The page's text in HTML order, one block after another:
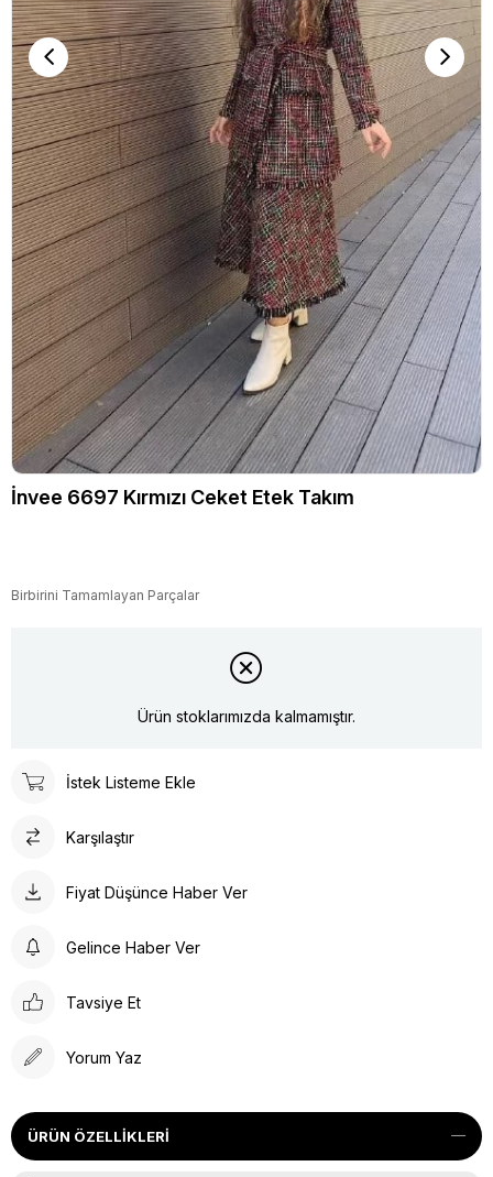
İnvee 6697 Kırmızı Ceket Etek Takım
Birbirini Tamamlayan Parçalar
Ürün stoklarımızda kalmamıştır.
İstek Listeme Ekle
Karşılaştır
Fiyat Düşünce Haber Ver
Gelince Haber Ver
Tavsiye Et
Yorum Yaz
ÜRÜN ÖZELLIKLERI